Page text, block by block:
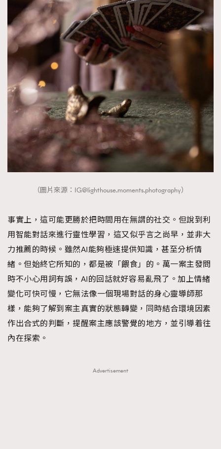
（圖片來源： IG@lighthouse.moments.photography）
事實上，這可能更勝於把時間用在無謂的社交。但說到利
用智能對話來進行靈性學習，這又似乎言之尚早，並非大
力推薦的時候。雖然AI能夠極速提供知識，甚至分析情
緒。但始終它所知的，都是被「餵食」的。萬一案主發問
時不小心用詞有誤，AI的回話就好容易亂飛了。加上情緒
變化可快可慢，它無法像一個現場對話的身心靈導師那
樣，能夠了解到案主真實的狀態轉變，同時結合環境因素
作出合式的判斷，提醒案主應該警覺的地方，並引導着往
內在探索。
Advertisement